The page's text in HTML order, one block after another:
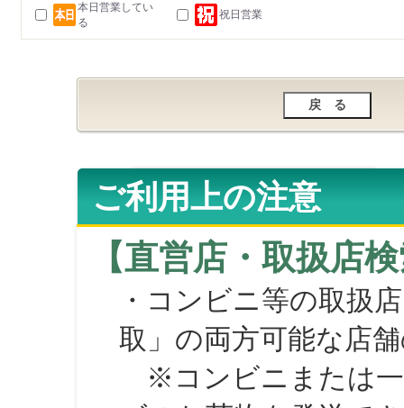
本日営業してい
る
祝日営業
ご利用上の注意
【直営店・取扱店
・コンビニ等の取扱
取」の両方可能な店
※コンビニまたは一